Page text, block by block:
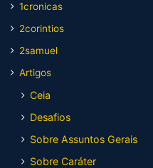
1cronicas
2corintios
2samuel
Artigos
Ceia
Desafios
Sobre Assuntos Gerais
Sobre Caráter